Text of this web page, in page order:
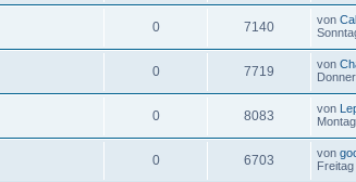
0 7140 von
0 7719 von
0 8083 von
0 6703 von